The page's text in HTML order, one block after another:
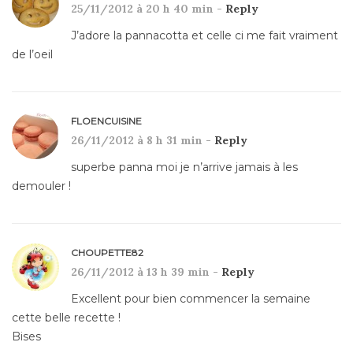
25/11/2012 à 20 h 40 min - Reply
J’adore la pannacotta et celle ci me fait vraiment
de l’oeil
FLOENCUISINE
26/11/2012 à 8 h 31 min - Reply
superbe panna moi je n’arrive jamais à les
demouler !
CHOUPETTE82
26/11/2012 à 13 h 39 min - Reply
Excellent pour bien commencer la semaine
cette belle recette !
Bises